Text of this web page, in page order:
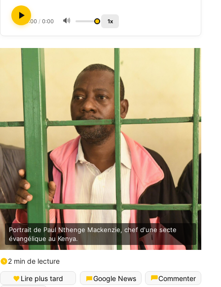
0:00 / 0:00 🔊 1x
Portrait de Paul Nthenge Mackenzie, chef d'une secte
évangélique au Kenya.
2 min de lecture
Lire plus tard Google News
Commenter